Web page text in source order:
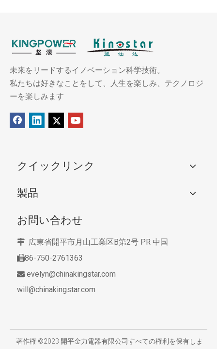
未来をリードするイノベーション科学技術。
私たちは好きなことをして、人生を楽しみ、テクノロジ
ーを楽しみます
クイックリンク
製品
お問い合わせ
 広東省開平市月山工業区B第2号 PR 中国
86-750-2761363
 evelyn@chinakingstar.com
will@chinakingstar.com
著作権 ©2023 開平金力電器有限公司すべての権利を保有しま